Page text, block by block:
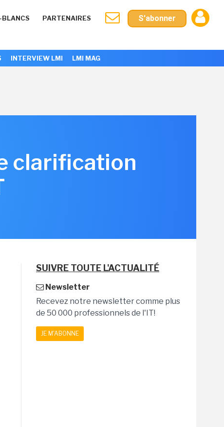
BLANCS PARTENAIRES S'abonner
INTERVIEW LMI LMI MAG
clarification
SUIVRE TOUTE L'ACTUALITÉ
Newsletter
Recevez notre newsletter comme plus
de 50 000 professionnels de l'IT!
JE M'ABONNE